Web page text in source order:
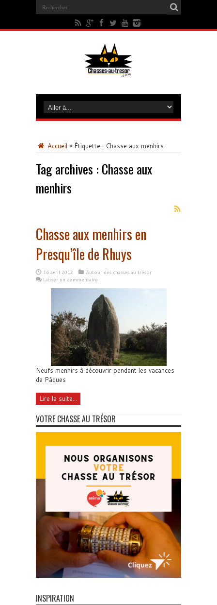
Accueil » Étiquette : Chasse aux menhirs
Tag archives : Chasse aux
menhirs
Chasse aux menhirs en
Presqu’île de Rhuys
16 avril 2012
Autour des chasses au trésor
Laisser un commentaire
Neufs menhirs à découvrir pendant les vacances
de Pâques
Lire la suite...
VOTRE CHASSE AU TRÉSOR
INSPIRATION